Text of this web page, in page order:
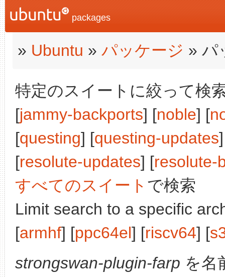
packages
» Ubuntu » パッケージ » パ
特定のスイートに絞って検
[jammy-backports] [noble] [
[questing] [questing-updates
[resolute-updates] [resolute-
すべてのスイート で検索
Limit search to a specific
[armhf] [ppc64el] [riscv64] [
strongswan-plugin-farp を名